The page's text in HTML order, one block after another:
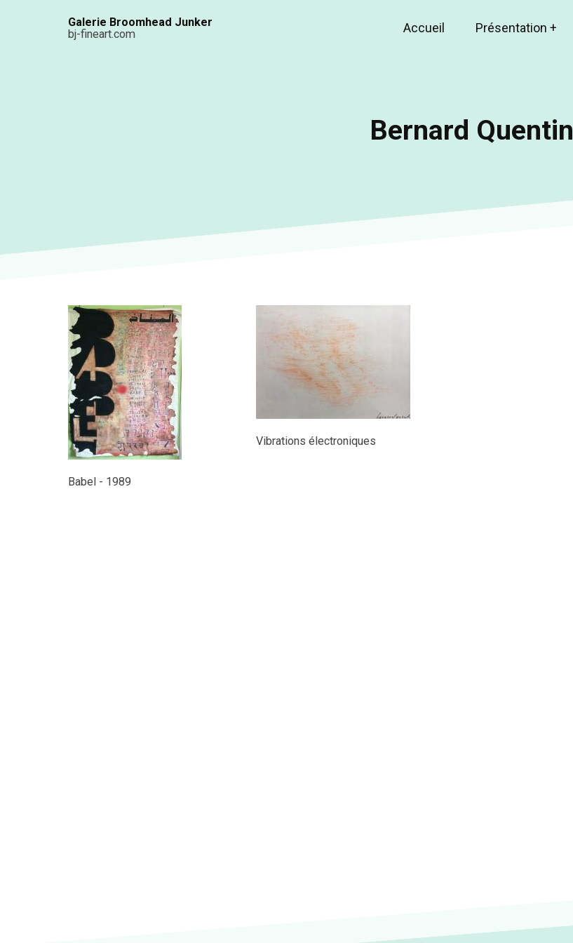
Galerie Broomhead Junker
bj-fineart.com
Main
Accueil Présentation +
Bernard Quentin
Babel - 1989
Vibrations électroniques